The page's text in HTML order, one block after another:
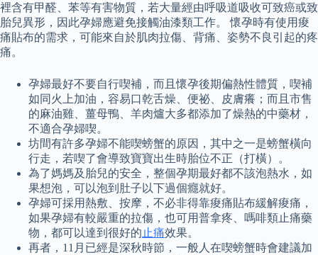
裡含有甲醛、苯等有害物質，若大量經由呼吸道吸收可致癌或致
胎兒異形，因此孕婦應避免接觸油漆類工作。 懷孕時有使用痠
痛貼布的需求，可能來自於肌肉拉傷、背痛、姿勢不良引起的疼
痛。
孕婦最好不要自行喫補，而且懷孕後期偏熱性體質，喫補
如同火上加油，容易口乾舌燥、便祕、皮膚癢；而且市售
的麻油雞、薑母鴨、羊肉爐大多都添加了燥熱的中藥材，
不適合孕婦喫。
坊間有許多孕婦不能喫螃蟹的原因，其中之一是螃蟹橫向
行走，若喫了會導致寶寶出生時胎位不正（打橫）。
為了媽媽及胎兒的安全，整個孕期最好都不該泡熱水，如
果想泡，可以泡到肚子以下過個癮就好。
孕婦可採用熱敷、按摩，不必非得靠痠痛貼布緩解痠痛，
如果孕婦有較嚴重的拉傷，也可用普拿疼、嗎啡類止痛藥
物，都可以達到很好的 止痛效果。
再者，11月已經是深秋時節，一般人在喫螃蟹時會建議加